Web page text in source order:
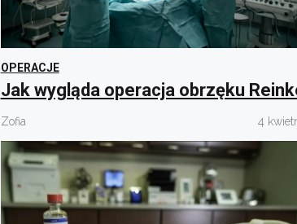
OPERACJE
Jak wygląda operacja obrzęku
Zofia 4